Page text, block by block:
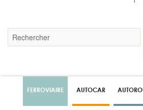
par
pour
recherche
FERROVIAIRE AUTOCAR